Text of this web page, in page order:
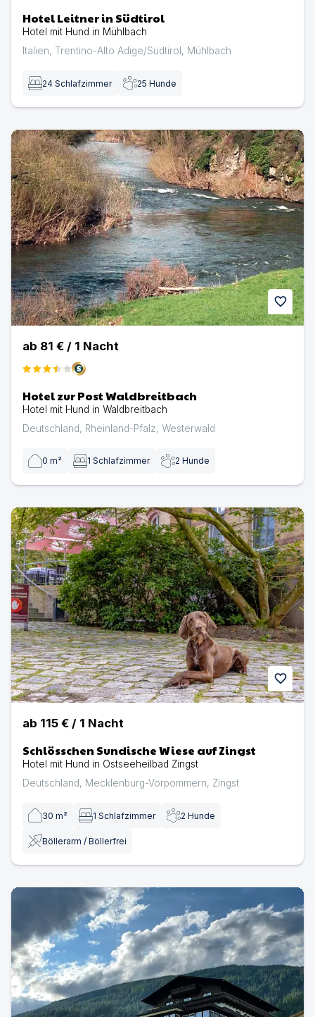
Hotel Leitner in Südtirol
Hotel mit Hund in Mühlbach
Italien, Trentino-Alto Adige/Südtirol , Mühlbach
24 Schlafzimmer 25 Hunde
favorite
Hotel zur Post Waldbreitbach | Hotel mit Hund in
ab 81 € / 1 Nacht
Hotel zur Post Waldbreitbach
Hotel mit Hund in Waldbreitbach
Deutschland, Rheinland-Pfalz, Westerwald
0 m² 1 Schlafzimmer 2 Hunde
favorite
Schlösschen Sundische Wiese auf Zingst | Hotel mit
ab 115 € / 1 Nacht
Schlösschen Sundische Wiese auf Zingst
Hotel mit Hund in Ostseeheilbad Zingst
Deutschland, Mecklenburg-Vorpommern, Zingst
30 m² 1 Schlafzimmer 2 Hunde
Böllerarm / Böllerfrei
BergBaur - Das Crazy Farming Hotel | Hotel mit Hund